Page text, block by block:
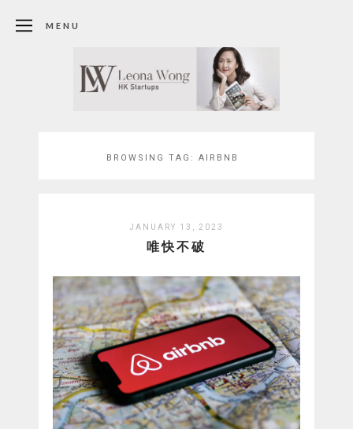
MENU
BROWSING TAG: AIRBNB
JANUARY 13, 2023
唯快不破